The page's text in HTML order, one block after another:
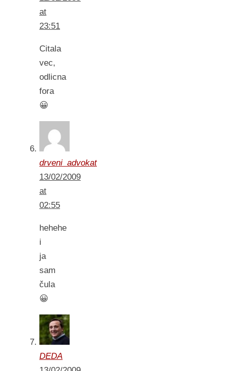
at
23:51
Citala
vec,
odlicna
fora
😀
drveni_advokat
13/02/2009
at
02:55
hehehe
i
ja
sam
čula
😀
DEDA